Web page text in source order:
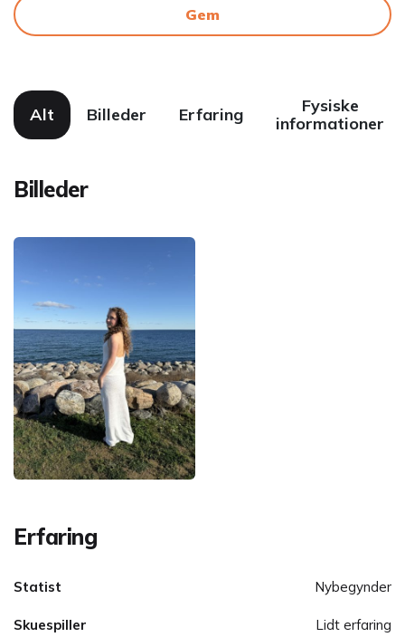
Gem
Alt Billeder Erfaring
Fysiske
informationer
Billeder
Erfaring
Statist Nybegynder
Skuespiller Lidt erfaring